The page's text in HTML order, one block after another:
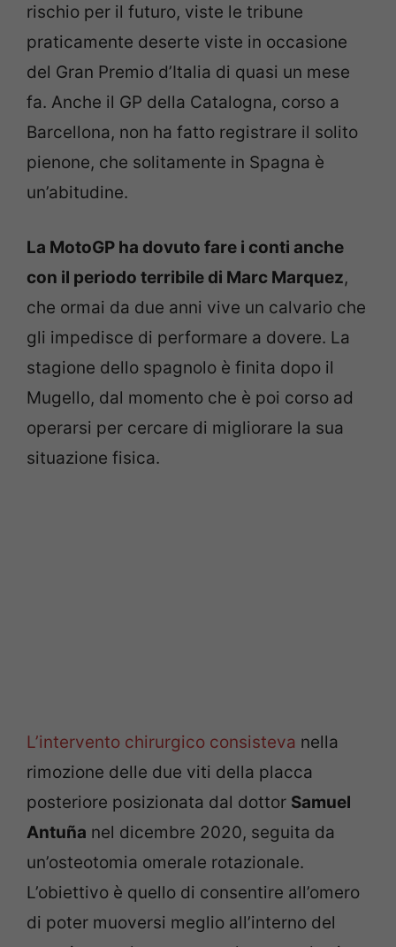
rischio per il futuro, viste le tribune
praticamente deserte viste in occasione
del Gran Premio d’Italia di quasi un mese
fa. Anche il GP della Catalogna, corso a
Barcellona, non ha fatto registrare il solito
pienone, che solitamente in Spagna è
un’abitudine.
La MotoGP ha dovuto fare i conti anche
con il periodo terribile di Marc Marquez,
che ormai da due anni vive un calvario che
gli impedisce di performare a dovere. La
stagione dello spagnolo è finita dopo il
Mugello, dal momento che è poi corso ad
operarsi per cercare di migliorare la sua
situazione fisica.
L’intervento chirurgico consisteva nella
rimozione delle due viti della placca
posteriore posizionata dal dottor Samuel
Antuña nel dicembre 2020, seguita da
un’osteotomia omerale rotazionale.
L’obiettivo è quello di consentire all’omero
di poter muoversi meglio all’interno del